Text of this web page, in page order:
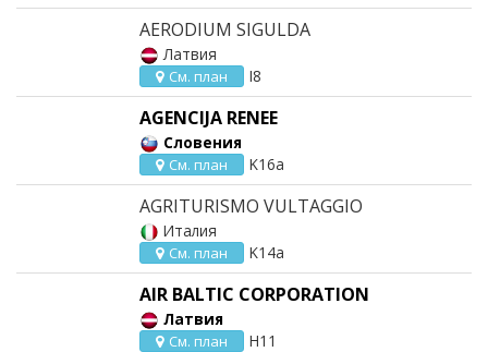
AERODIUM SIGULDA
Латвия
См. план I8
AGENCIJA RENEE
Словения
См. план K16a
AGRITURISMO VULTAGGIO
Италия
См. план K14a
AIR BALTIC CORPORATION
Латвия
См. план H11